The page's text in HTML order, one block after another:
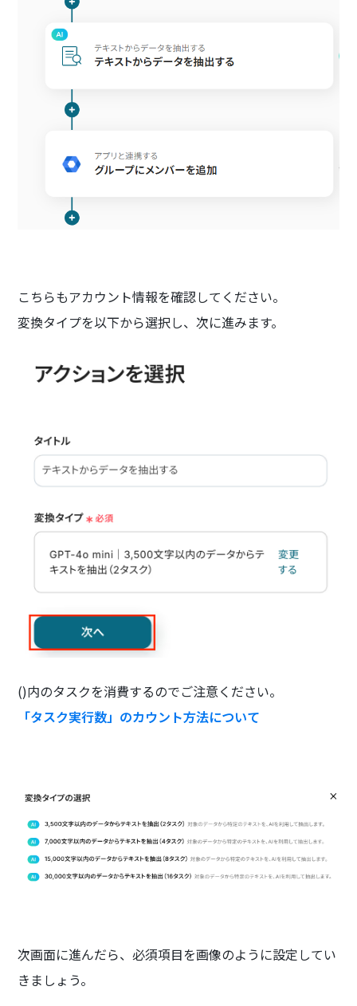
こちらもアカウント情報を確認してください。
変換タイプを以下から選択し、次に進みます。
()内のタスクを消費するのでご注意ください。
「タスク実行数」のカウント方法について
次画面に進んだら、必須項目を画像のように設定してい
きましょう。